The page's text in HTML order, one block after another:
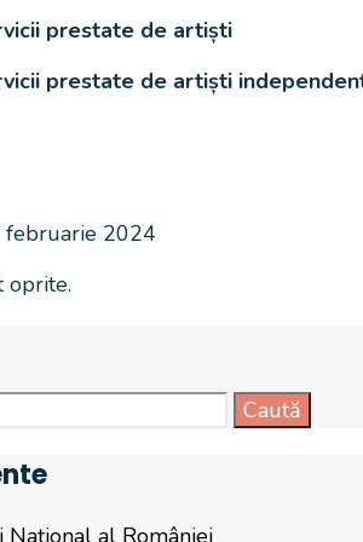
prestate de artiști
prestate de artiști
februarie 2024
oprite.
Caută
al României